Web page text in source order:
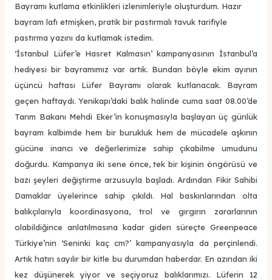
Bayramı kutlama etkinlikleri izlenimleriyle oluşturdum. Hazır
bayram lafı etmişken, pratik bir pastırmalı tavuk tarifiyle
pastırma yazını da kutlamak istedim.
‘İstanbul Lüfer’e Hasret Kalmasın’ kampanyasının İstanbul’a
hediyesi bir bayramımız var artık. Bundan böyle ekim ayının
üçüncü haftası Lüfer Bayramı olarak kutlanacak. Bayram
geçen haftaydı. Yenikapı’daki balık halinde cuma saat 08.00’de
Tarım Bakanı Mehdi Eker’in konuşmasıyla başlayan üç günlük
bayram kalbimde hem bir burukluk hem de mücadele aşkının
gücüne inancı ve değerlerimize sahip çıkabilme umudunu
doğurdu. Kampanya iki sene önce, tek bir kişinin öngörüsü ve
bazı şeyleri değiştirme arzusuyla başladı. Ardından Fikir Sahibi
Damaklar üyelerince sahip çıkıldı. Hal baskınlarından olta
balıkçılarıyla koordinasyona, trol ve gırgırın zararlarının
olabildiğince anlatılmasına kadar giden süreçte Greenpeace
Türkiye’nin ‘Seninki kaç cm?’ kampanyasıyla da perçinlendi.
Artık hatırı sayılır bir kitle bu durumdan haberdar. En azından iki
kez düşünerek yiyor ve seçiyoruz balıklarımızı. Lüferin 12